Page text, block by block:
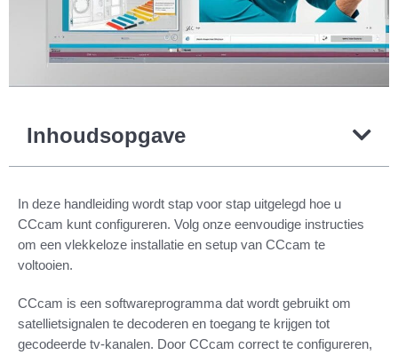
Inhoudsopgave
In deze handleiding wordt stap voor stap uitgelegd hoe u
CCcam kunt configureren. Volg onze eenvoudige instructies
om een vlekkeloze installatie en setup van CCcam te
voltooien.
CCcam is een softwareprogramma dat wordt gebruikt om
satellietsignalen te decoderen en toegang te krijgen tot
gecodeerde tv-kanalen. Door CCcam correct te configureren,